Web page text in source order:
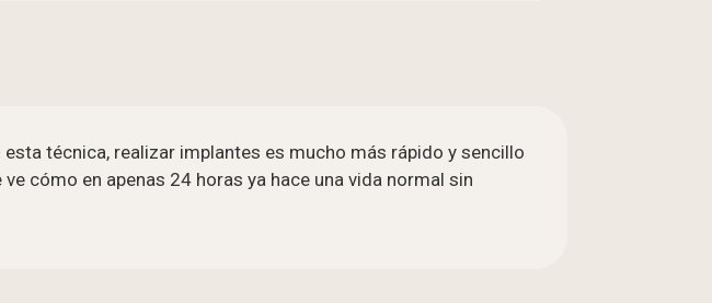
técnica, realizar implantes es mucho más rápido y sencillo
cómo en apenas 24 horas ya hace una vida normal sin